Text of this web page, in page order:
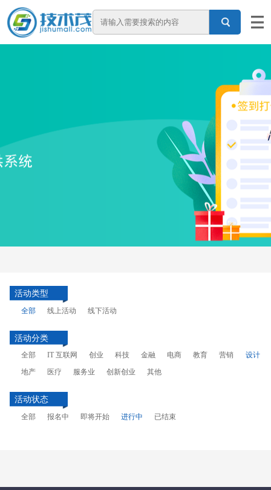
活动类型
全部 线上活动 线下活动
活动分类
全部 IT 互联网 创业 科技 金融 电商 教育 营销
设计
地产
医疗 服务业 创新创业 其他
活动状态
全部 报名中 即将开始 进行中 已结束